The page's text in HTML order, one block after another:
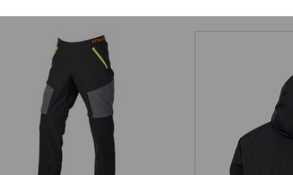
Pantaloni funzionali zip-off e.s.trail